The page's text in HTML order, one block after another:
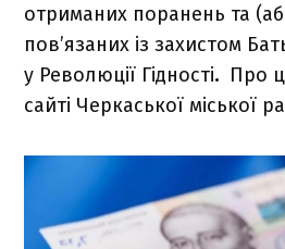
отриманих поранень та
пов’язаних із захистом
у Революції Гідності. Про
сайті Черкаської міської